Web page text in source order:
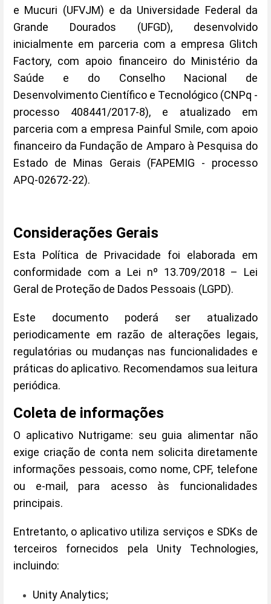
e Mucuri (UFVJM) e da Universidade Federal da
Grande Dourados (UFGD), desenvolvido
inicialmente em parceria com a empresa Glitch
Factory, com apoio financeiro do Ministério da
Saúde e do Conselho Nacional de
Desenvolvimento Científico e Tecnológico (CNPq -
processo 408441/2017-8), e atualizado em
parceria com a empresa Painful Smile, com apoio
financeiro da Fundação de Amparo à Pesquisa do
Estado de Minas Gerais (FAPEMIG - processo
APQ-02672-22).
Considerações Gerais
Esta Política de Privacidade foi elaborada em
conformidade com a Lei nº 13.709/2018 – Lei
Geral de Proteção de Dados Pessoais (LGPD).
Este documento poderá ser atualizado
periodicamente em razão de alterações legais,
regulatórias ou mudanças nas funcionalidades e
práticas do aplicativo. Recomendamos sua leitura
periódica.
Coleta de informações
O aplicativo Nutrigame: seu guia alimentar não
exige criação de conta nem solicita diretamente
informações pessoais, como nome, CPF, telefone
ou e-mail, para acesso às funcionalidades
principais.
Entretanto, o aplicativo utiliza serviços e SDKs de
terceiros fornecidos pela Unity Technologies,
incluindo:
Unity Analytics;